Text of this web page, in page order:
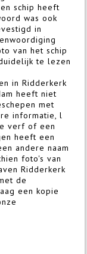
schip heeft
was ook
in
van het schip
te lezen
in Ridderkerk
heeft niet
met
informatie, l
verf of een
heeft een
andere naam
foto's van
Ridderkerk
de
een kopie